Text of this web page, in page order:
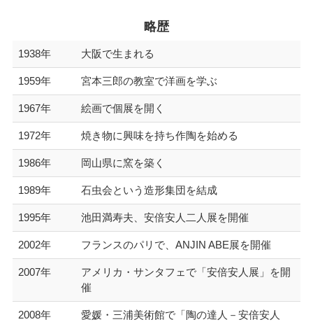
略歴
1938年 大阪で生まれる
1959年 宮本三郎の教室で洋画を学ぶ
1967年 絵画で個展を開く
1972年 焼き物に興味を持ち作陶を始める
1986年 岡山県に窯を築く
1989年 石虫会という造形集団を結成
1995年 池田満寿夫、安倍安人二人展を開催
2002年 フランスのパリで、ANJIN ABE展を開催
2007年
アメリカ・サンタフェで「安倍安人展」を開
催
2008年
愛媛・三浦美術館で「陶の達人－安倍安人